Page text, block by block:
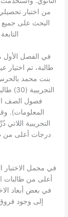
من اختبار
البحث على جميع
بنت محمد
فصول الصف
المعلومات).
التجريبية
درجات أعلى من
في مجمل الاختبار
أعلى من طالبات
في بعض أبعاد
إلى وجود